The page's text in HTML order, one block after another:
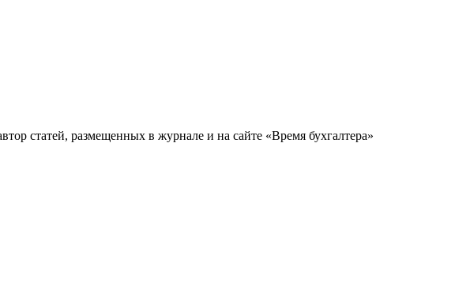
статей, размещенных в журнале и на сайте «Время бухгалтера»